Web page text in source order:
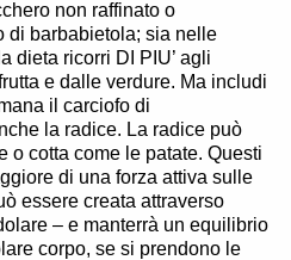
non raffinato o
di barbabietola; sia nelle
dieta ricorri DI PIU’ agli
e dalle verdure. Ma includi
il carciofo di
la radice. La radice può
o cotta come le patate. Questi
di una forza attiva sulle
essere creata attraverso
– e manterrà un equilibrio
corpo, se si prendono le